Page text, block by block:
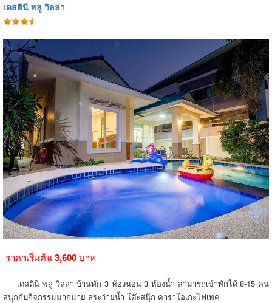
เดสตินี พลู วิลล่า
ราคาเริ่มต้น3,600บาท
เดสตินี พลู วิลล่า บ้านพัก 3 ห้องนอน 3 ห้องน้ำ สามารถเข้าพักได้ 8-15 คน
สนุกกับกิจกรรมมากมาย สระว่ายน้ำ โต๊ะสนุ๊ก คาราโอเกะไฟเทค